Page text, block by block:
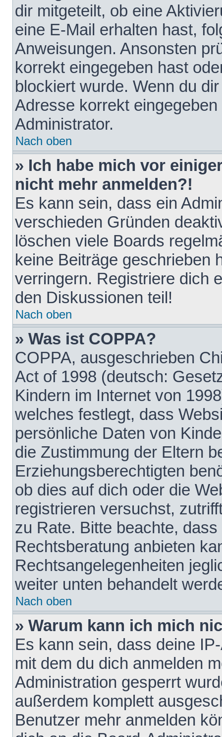
dir mitgeteilt, ob eine
eine E-Mail erhalten hast,
Anweisungen. Ansonsten
korrekt eingegeben hast
blockiert wurde. Wenn du
Adresse korrekt
Administrator.
Nach oben
» Ich habe mich vor
nicht mehr anmelden?!
Es kann sein, dass ein
verschieden Gründen
löschen viele Boards
keine Beiträge geschrieben
verringern. Registriere dich
den Diskussionen teil!
Nach oben
» Was ist COPPA?
COPPA, ausgeschrieben
Act of 1998 (deutsch:
Kindern im Internet von
welches festlegt, dass
persönliche Daten von
die Zustimmung der Eltern
Erziehungsberechtigten
ob dies auf dich oder die
registrieren versuchst,
zu Rate. Bitte beachte,
Rechtsberatung anbieten
Rechtsangelegenheiten
weiter unten behandelt
Nach oben
» Warum kann ich mich
Es kann sein, dass deine
mit dem du dich anmelden
Administration gesperrt
außerdem komplett
Benutzer mehr anmelden